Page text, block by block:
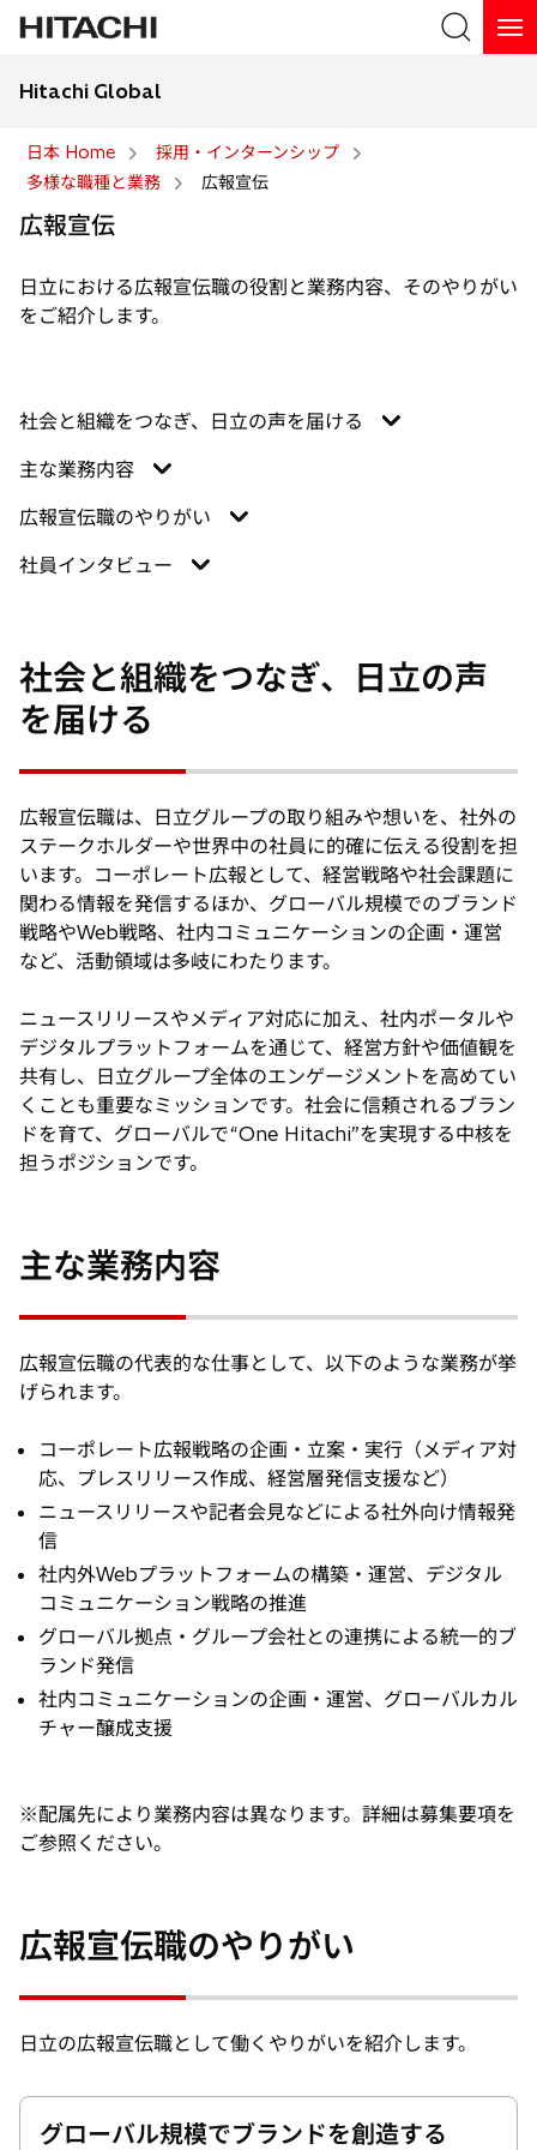
Hitachi Global
日本 Home
採用・インターンシップ
多様な職種と業務
広報宣伝
広報宣伝
日立における広報宣伝職の役割と業務内容、そのやりがい
をご紹介します。
社会と組織をつなぎ、日立の声を届ける
主な業務内容
広報宣伝職のやりがい
社員インタビュー
社会と組織をつなぎ、日立の声
を届ける
広報宣伝職は、日立グループの取り組みや想いを、社外の
ステークホルダーや世界中の社員に的確に伝える役割を担
います。コーポレート広報として、経営戦略や社会課題に
関わる情報を発信するほか、グローバル規模でのブランド
戦略やWeb戦略、社内コミュニケーションの企画・運営
など、活動領域は多岐にわたります。
ニュースリリースやメディア対応に加え、社内ポータルや
デジタルプラットフォームを通じて、経営方針や価値観を
共有し、日立グループ全体のエンゲージメントを高めてい
くことも重要なミッションです。社会に信頼されるブラン
ドを育て、グローバルで“One Hitachi”を実現する中核を
担うポジションです。
主な業務内容
広報宣伝職の代表的な仕事として、以下のような業務が挙
げられます。
コーポレート広報戦略の企画・立案・実行（メディア対
応、プレスリリース作成、経営層発信支援など）
ニュースリリースや記者会見などによる社外向け情報発
信
社内外Webプラットフォームの構築・運営、デジタル
コミュニケーション戦略の推進
グローバル拠点・グループ会社との連携による統一的ブ
ランド発信
社内コミュニケーションの企画・運営、グローバルカル
チャー醸成支援
※配属先により業務内容は異なります。詳細は募集要項を
ご参照ください。
広報宣伝職のやりがい
日立の広報宣伝職として働くやりがいを紹介します。
グローバル規模でブランドを創造する